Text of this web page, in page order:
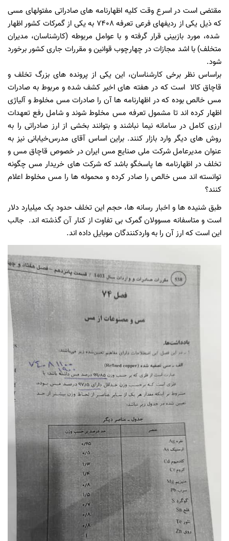
مقتضی است در اسرع وقت کلیه اظهارنامه های صادراتی مفتولهای مسی
که ذیل یکی از ردیفهای فرعی تعرفه ۷۴۰۸ به یکی از گمرکات کشور اظهار
شده، مورد بازبینی قرار گرفته و با عوامل مربوطه (کارشناسان، مدیران
متخلف) با اشد مجازات در چهارچوب قوانین و مقررات جاری کشور برخورد
شود.
براساس نظر برخی کارشناسان، این یکی از پرونده های بزرگ تخلف و
قاچاق کالا است که در هفته های اخیر کشف شده و مربوط به صادرات
مس خالص بوده که در اظهارنامه ها آن را صادرات مس مخلوط و آلیاژی
اظهار کرده اند تا مشمول تعرفه مس مخلوط شوند و شامل رفع تعهدات
ارزی کامل در سامانه نیما نباشند و بتوانند بخشی از ارز صادراتی را به
روش های دیگر وارد بازار کنند. براین اساس آقای مدرس‌خیابانی نیز به
عنوان مدیرعامل شرکت ملی صنایع مس ایران در خصوص قاچاق مس و
تخلف در اظهارنامه ها پاسخگو باشد که شرکت های خریدار مس چگونه
توانسته اند مس خالص را صادر کرده و محموله ها را مس مخلوط اعلام
کنند؟
طبق شنیده ها و اخبار رسانه ها، حجم این تخلف حدود یک میلیارد دلار
است و متاسفانه مسوولان گمرک بی تفاوت از کنار آن گذشته اند. جالب
این است که ارز آن را به واردکنندگان موبایل داده اند.